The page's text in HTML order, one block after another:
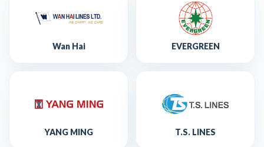
Wan Hai EVERGREEN
YANG MING T.S. LINES